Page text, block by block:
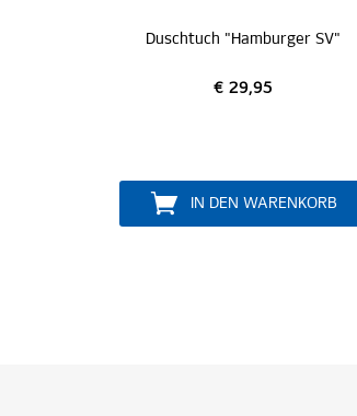
Duschtuch "Hamburger SV"
IN DEN WARENKORB